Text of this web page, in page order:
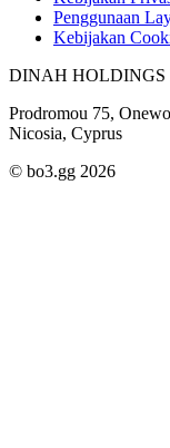
Penggunaan
Kebijakan
DINAH
Prodromou 75,
Nicosia, Cyprus
© bo3.gg 2026